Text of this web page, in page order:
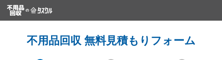
不用品回収 無料見積もりフォーム